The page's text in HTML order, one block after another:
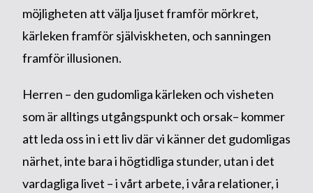
möjligheten att välja ljuset framför mörkret,
kärleken framför själviskheten, och sanningen
framför illusionen.
Herren – den gudomliga kärleken och visheten
som är alltings utgångspunkt och orsak– kommer
att leda oss in i ett liv där vi känner det gudomligas
närhet, inte bara i högtidliga stunder, utan i det
vardagliga livet – i vårt arbete, i våra relationer, i